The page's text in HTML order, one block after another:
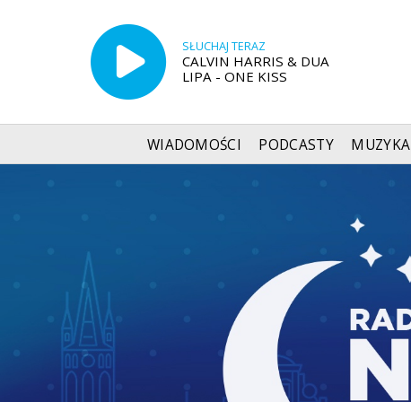
SŁUCHAJ TERAZ
CALVIN HARRIS & DUA
LIPA - ONE KISS
WIADOMOŚCI PODCASTY MUZYKA